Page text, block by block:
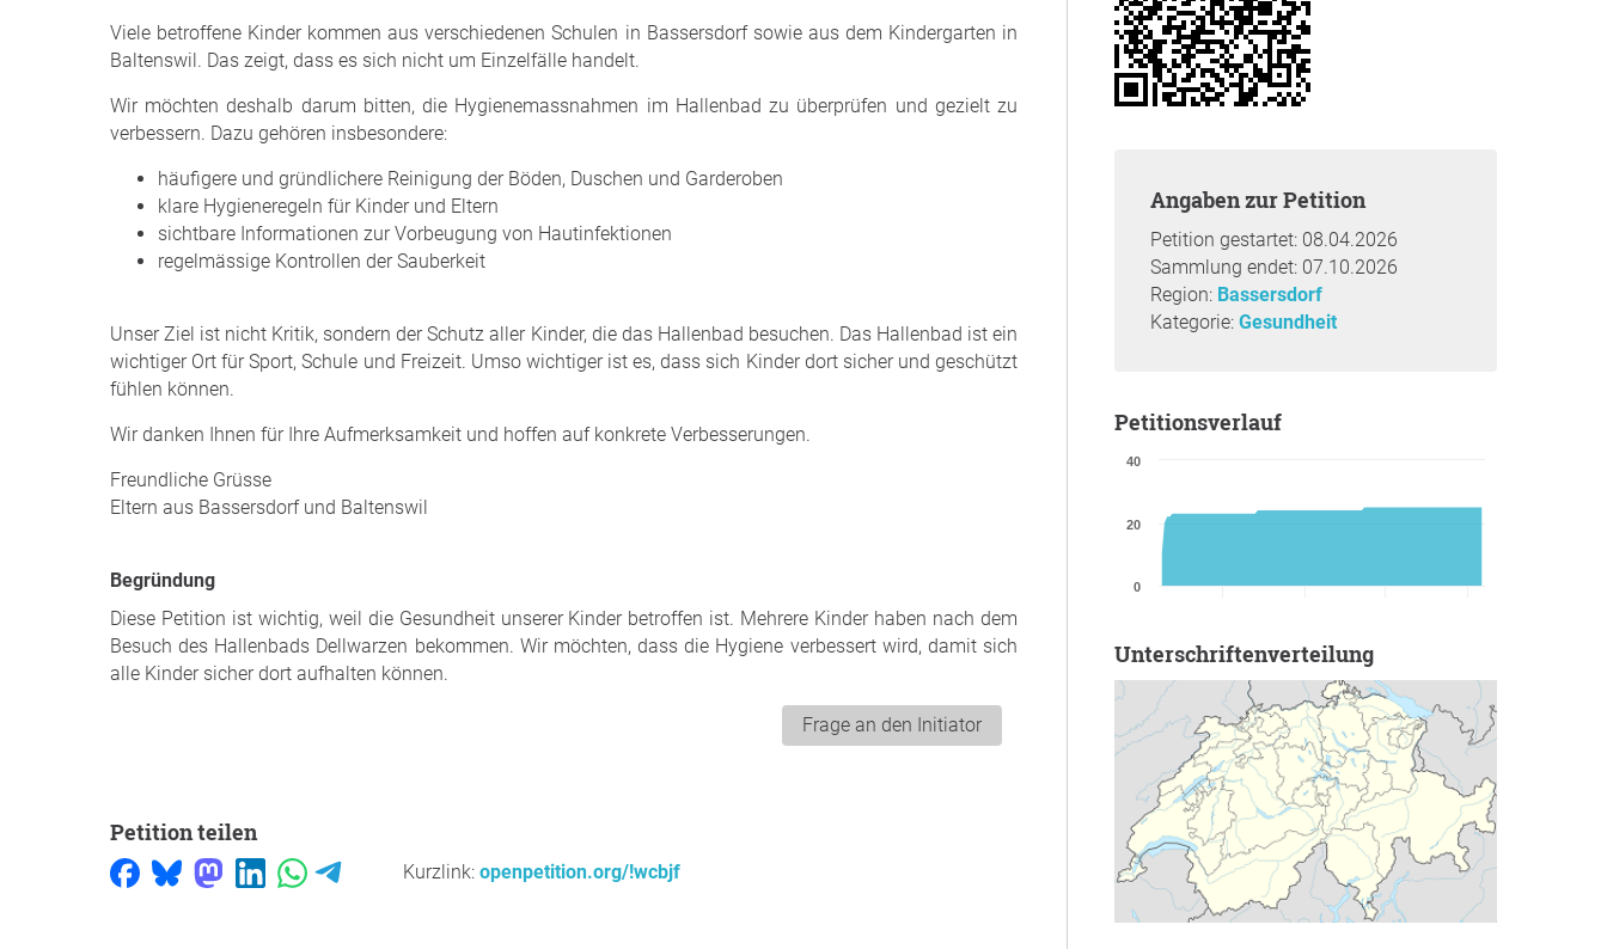
Viele betroffene Kinder kommen aus verschiedenen Schulen in Bassersdorf sowie aus dem Kindergarten in
Baltenswil. Das zeigt, dass es sich nicht um Einzelfälle handelt.
Wir möchten deshalb darum bitten, die Hygienemassnahmen im Hallenbad zu überprüfen und gezielt zu
verbessern. Dazu gehören insbesondere:
häufigere und gründlichere Reinigung der Böden, Duschen und Garderoben
klare Hygieneregeln für Kinder und Eltern
sichtbare Informationen zur Vorbeugung von Hautinfektionen
regelmässige Kontrollen der Sauberkeit
Unser Ziel ist nicht Kritik, sondern der Schutz aller Kinder, die das Hallenbad besuchen. Das Hallenbad ist ein
wichtiger Ort für Sport, Schule und Freizeit. Umso wichtiger ist es, dass sich Kinder dort sicher und geschützt
fühlen können.
Wir danken Ihnen für Ihre Aufmerksamkeit und hoffen auf konkrete Verbesserungen.
Freundliche Grüsse
Eltern aus Bassersdorf und Baltenswil
Begründung
Diese Petition ist wichtig, weil die Gesundheit unserer Kinder betroffen ist. Mehrere Kinder haben nach dem
Besuch des Hallenbads Dellwarzen bekommen. Wir möchten, dass die Hygiene verbessert wird, damit sich
alle Kinder sicher dort aufhalten können.
Frage an den Initiator
Petition teilen
Kurzlink: openpetition.org/!wcbjf
Angaben zur Petition
Petition gestartet: 08.04.2026
Sammlung endet: 07.10.2026
Region: Bassersdorf
Kategorie: Gesundheit
Petitionsverlauf
0
20
40
Unterschriftenverteilung